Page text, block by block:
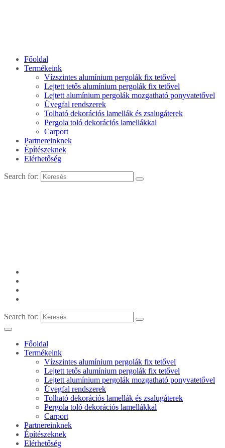
Főoldal
Termékeink
Vízszintes alumínium pergolák fix tetővel
Lejtett tetős alumínium pergolák fix tetővel
Lejtett alumínium pergolák mozgatható ponyvatetővel
Üvegfal rendszerek
Tolható dekorációs lamellák és zsalugáterek
Pergola toló dekorációs lamellákkal
Carport
Partnereinknek
Építészeknek
Elérhetőség
Search for:
Search for:
Főoldal
Termékeink
Vízszintes alumínium pergolák fix tetővel
Lejtett tetős alumínium pergolák fix tetővel
Lejtett alumínium pergolák mozgatható ponyvatetővel
Üvegfal rendszerek
Tolható dekorációs lamellák és zsalugáterek
Pergola toló dekorációs lamellákkal
Carport
Partnereinknek
Építészeknek
Elérhetőség